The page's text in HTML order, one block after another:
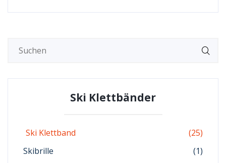
Ski Klettbänder
Ski Klettband
(25)
Skibrille
(1)